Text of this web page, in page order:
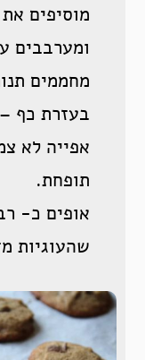
מוסיפים
ומערבבים
מחממים תנור על
בעזרת כף –
אפייה לא
תופחת.
אופים כ-
שהעוגיות